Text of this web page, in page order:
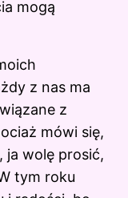
mogą
z nas ma
z
mówi się,
ja wolę prosić,
tym roku